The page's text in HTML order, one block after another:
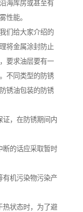
海库房或甚至有
性能。
们给大家介绍的
将金属涂封防止
要求油层要有一
不同类型的防锈
锈油包装的防锈
证，在防锈期间内
断的话应采取暂时
有机污染物污染产
热状态时，为了避